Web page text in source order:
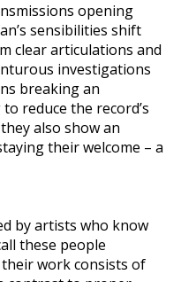
opening
sensibilities shift
clear articulations and
investigations
breaking an
reduce the record’s
also show an
their welcome – a
by artists who know
these people
work consists of